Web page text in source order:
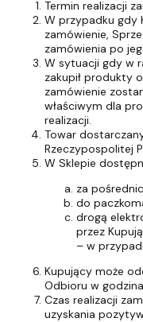
Termin realizacji
W przypadku gdy
zamówienie,
zamówienia po
W sytuacji gdy w
zakupił produkty
zamówienie
właściwym dla
realizacji.
Towar
Rzeczypospolitej
W Sklepie
za
do
drogą
przez
– w
Kupujący może
Odbioru w
Czas realizacji
uzyskania